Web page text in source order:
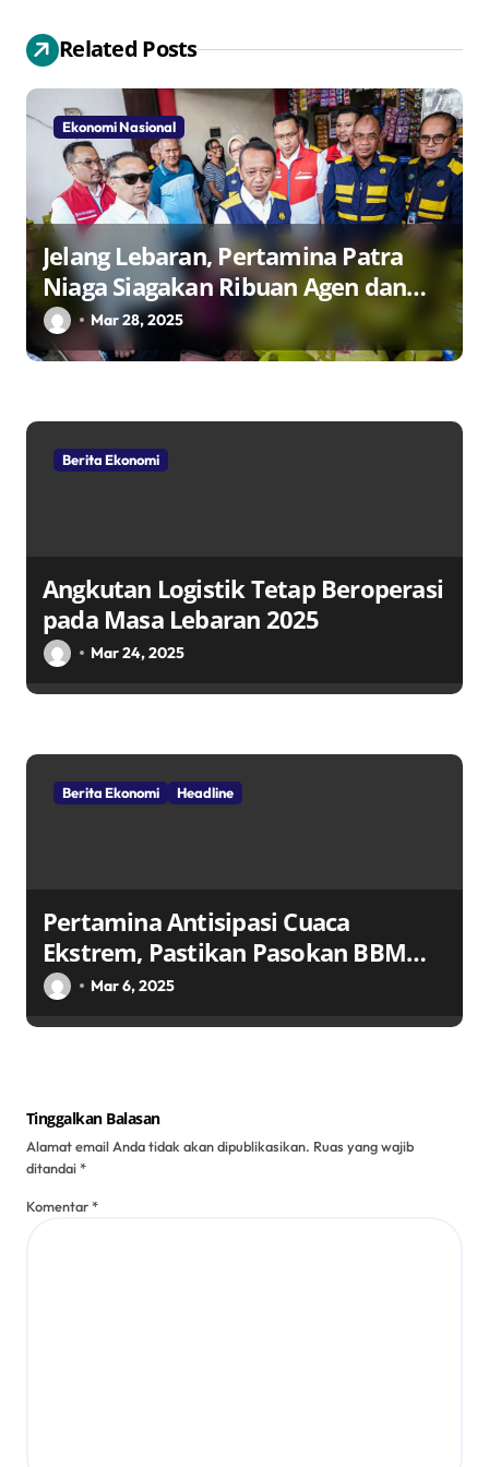
p
o
s
Related Posts
Ekonomi Nasional
Jelang Lebaran, Pertamina Patra
Niaga Siagakan Ribuan Agen dan
Pangkalan LPG 3 Kg
Mar 28, 2025
Berita Ekonomi
Angkutan Logistik Tetap Beroperasi
pada Masa Lebaran 2025
Mar 24, 2025
Berita Ekonomi Headline
Pertamina Antisipasi Cuaca
Ekstrem, Pastikan Pasokan BBM
Mudik Masyarakat Aman
Mar 6, 2025
Tinggalkan Balasan
Alamat email Anda tidak akan dipublikasikan. Ruas yang wajib
ditandai*
Komentar*